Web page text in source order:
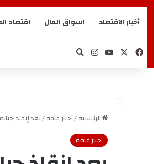
أخبار الاقتصاد اسواق المال اقتصاد
فيسبوك ‫YouTubeانستقرام
الرئيسية/اخبار عامة/بعد إنقاذ
اخبار عامة